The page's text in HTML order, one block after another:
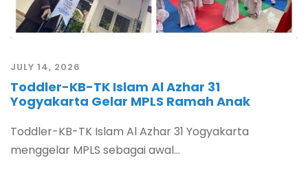
JULY 14, 2026
Toddler-KB-TK Islam Al Azhar 31
Yogyakarta Gelar MPLS Ramah Anak
Toddler-KB-TK Islam Al Azhar 31 Yogyakarta
menggelar MPLS sebagai awal...